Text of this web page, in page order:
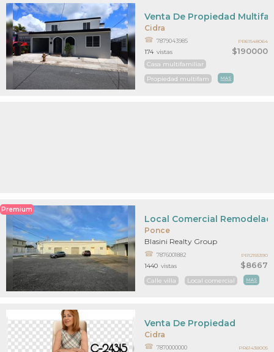
Cidra
$190000
Venta De Propiedad
7879043985
Casa multifamiliar
Propiedad multifam
MAS
174 vistas
PR61548064
Premium
Ponce
$8667
Local Comercial
Blasini Realty Group
7876001882
Calle villa Local comercial MAS
1440 vistas
PR12155390
Cidra
Venta De Propiedad
7870000000 PR61438005